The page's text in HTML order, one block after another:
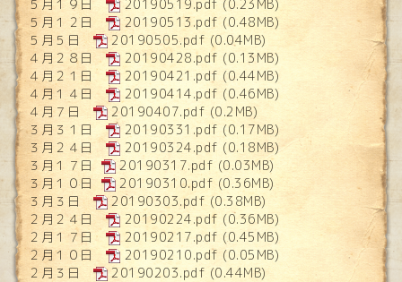
５月１９日
20190519.pdf (0.23MB)
５月１２日
20190513.pdf (0.48MB)
５月５日
20190505.pdf (0.04MB)
４月２８日
20190428.pdf (0.13MB)
４月２１日
20190421.pdf (0.44MB)
４月１４日
20190414.pdf (0.46MB)
４月７日
20190407.pdf (0.2MB)
３月３１日
20190331.pdf (0.17MB)
３月２４日
20190324.pdf (0.18MB)
３月１７日
20190317.pdf (0.03MB)
３月１０日
20190310.pdf (0.36MB)
３月３日
20190303.pdf (0.38MB)
２月２４日
20190224.pdf (0.36MB)
２月１７日
20190217.pdf (0.45MB)
２月１０日
20190210.pdf (0.05MB)
２月３日
20190203.pdf (0.44MB)